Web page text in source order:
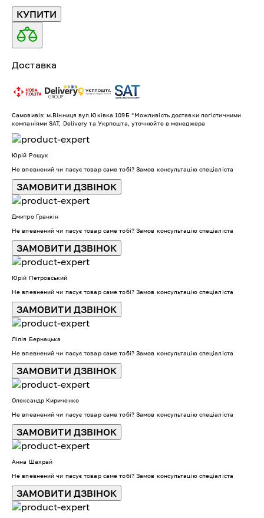
КУПИТИ
Доставка
Самовивіз: м.Вінниця вул.Юківка 109Б *Можливість доставки логістичними
компаніями SAT, Delivery та Укрпошта, уточнюйте в менеджера
Юрій Рощук
Не впевнений чи пасує товар саме тобі? Замов консультацію спеціаліста
ЗАМОВИТИ ДЗВІНОК
Дмитро Гранкін
Не впевнений чи пасує товар саме тобі? Замов консультацію спеціаліста
ЗАМОВИТИ ДЗВІНОК
Юрій Петровський
Не впевнений чи пасує товар саме тобі? Замов консультацію спеціаліста
ЗАМОВИТИ ДЗВІНОК
Лілія Бернацька
Не впевнений чи пасує товар саме тобі? Замов консультацію спеціаліста
ЗАМОВИТИ ДЗВІНОК
Олександр Кириченко
Не впевнений чи пасує товар саме тобі? Замов консультацію спеціаліста
ЗАМОВИТИ ДЗВІНОК
Анна Шахрай
Не впевнений чи пасує товар саме тобі? Замов консультацію спеціаліста
ЗАМОВИТИ ДЗВІНОК